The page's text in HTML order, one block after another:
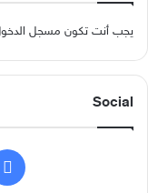
يجب أنت تكون مسجل
Social